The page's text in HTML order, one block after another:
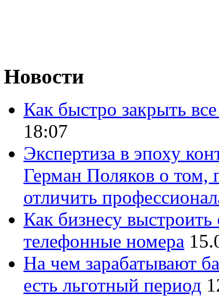
Новости
Как быстро закрыть
18:07
Экспертиза в эпоху
Герман Поляков о том,
отличить
Как бизнесу
телефонные номера
На чем зарабатывают
есть льготный период